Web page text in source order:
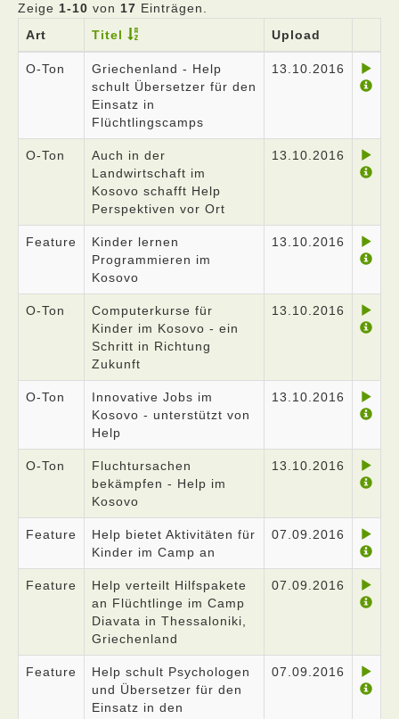
Zeige 1-10 von 17 Einträgen.
Art
Titel Upload
O-Ton
Griechenland - Help
schult Übersetzer für den
Einsatz in
Flüchtlingscamps
13.10.2016
O-Ton
Auch in der
Landwirtschaft im
Kosovo schafft Help
Perspektiven vor Ort
13.10.2016
Feature
Kinder lernen
Programmieren im
Kosovo
13.10.2016
O-Ton
Computerkurse für
Kinder im Kosovo - ein
Schritt in Richtung
Zukunft
13.10.2016
O-Ton
Innovative Jobs im
Kosovo - unterstützt von
Help
13.10.2016
O-Ton
Fluchtursachen
bekämpfen - Help im
Kosovo
13.10.2016
Feature
Help bietet Aktivitäten für
Kinder im Camp an
07.09.2016
Feature
Help verteilt Hilfspakete
an Flüchtlinge im Camp
Diavata in Thessaloniki,
Griechenland
07.09.2016
Feature
Help schult Psychologen
und Übersetzer für den
Einsatz in den
07.09.2016